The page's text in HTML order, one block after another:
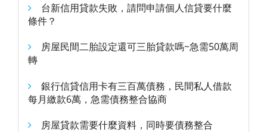
台新信用貸款失敗，請問申請個人信貸要什麼
條件？
房屋民間二胎設定還可三胎貸款嗎~急需50萬周
轉
銀行信貸信用卡有三百萬債務，民間私人借款
每月繳款6萬，急需債務整合協商
房屋貸款需要什麼資料，同時要債務整合